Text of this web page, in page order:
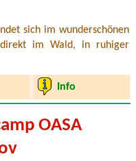
sich im wunderschönen
direkt im Wald, in ruhiger
Info
OASA